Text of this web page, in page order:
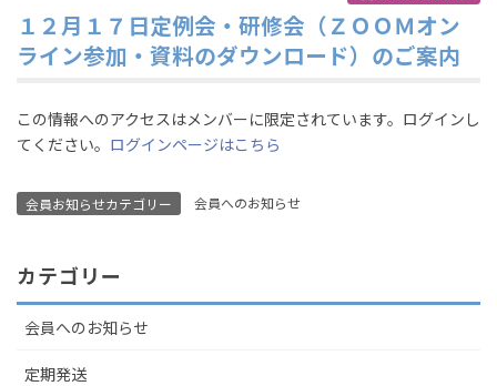
１２月１７日定例会・研修会（ＺＯＯＭオン
ライン参加・資料のダウンロード）のご案内
この情報へのアクセスはメンバーに限定されています。ログインし
てください。 ログインページはこちら
会員お知らせカテゴリー 会員へのお知らせ
カテゴリー
会員へのお知らせ
定期発送